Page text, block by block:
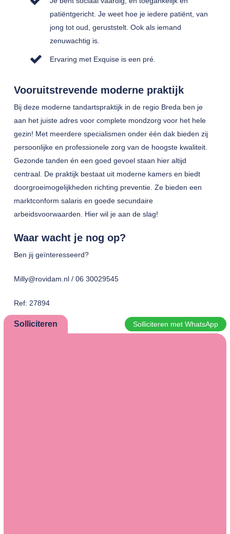
patiëntgericht. Je weet hoe je iedere patiënt, van
jong tot oud, geruststelt. Ook als iemand
zenuwachtig is.
Ervaring met Exquise is een pré.
Vooruitstrevende moderne praktijk
Bij deze moderne tandartspraktijk in de regio Breda ben je
aan het juiste adres voor complete mondzorg voor het hele
gezin! Met meerdere specialismen onder één dak bieden zij
persoonlijke en professionele zorg van de hoogste kwaliteit.
Gezonde tanden én een goed gevoel staan hier altijd
centraal. De praktijk bestaat uit moderne kamers en biedt
doorgroeimogelijkheden richting preventie. Ze bieden een
marktconform salaris en goede secundaire
arbeidsvoorwaarden. Hier wil je aan de slag!
Waar wacht je nog op?
Ben jij geïnteresseerd?
Milly@rovidam.nl / 06 30029545
Ref: 27894
Solliciteren Solliciteren met WhatsApp